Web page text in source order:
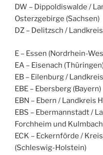
DW – Dippoldiswalde /
Osterzgebirge (Sachsen)
DZ – Delitzsch /
E – Essen (Nordrhein-
EA – Eisenach
EB – Eilenburg /
EBE – Ebersberg (Bayern)
EBN – Ebern / Landkreis
EBS – Ebermannstadt /
Forchheim und
ECK – Eckernförde /
(Schleswig-Holstein)